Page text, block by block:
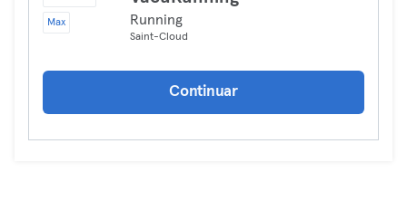
Max Running
Saint-Cloud
Continuar